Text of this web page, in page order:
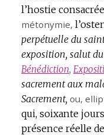
l’hostie
métonymie,
perpétuelle du
exposition, salut
Bénédiction,
sacrement aux
Sacrement, ou,
qui, soixante
présence réelle